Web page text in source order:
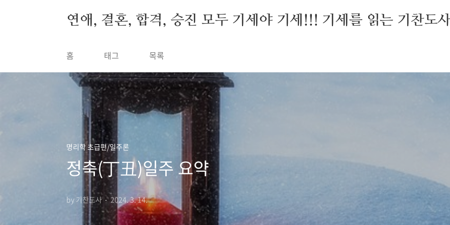
연애, 결혼, 합격, 승진 모두 기세야 기세!!! 기세를 읽는 기찬도
홈 태그 목록
명리학 초급편/일주론
정축(丁丑)일주 요약
by 기찬도사 2024. 3. 14.